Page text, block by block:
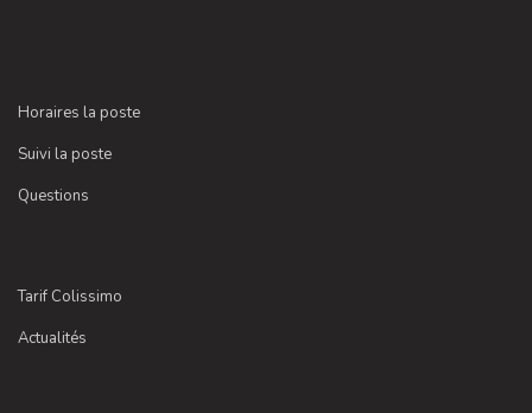
Horaires la poste
Suivi la poste
Questions
Tarif Colissimo
Actualités